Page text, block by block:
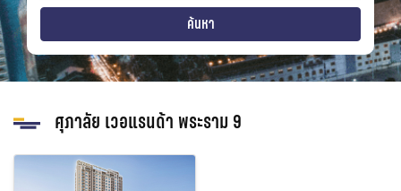
strain-station
sprice
ค้นหา
ศุภาลัย เวอแรนด้า พระราม 9